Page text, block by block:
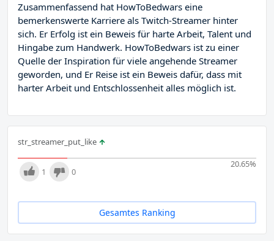
Zusammenfassend hat HowToBedwars eine
bemerkenswerte Karriere als Twitch-Streamer hinter
sich. Er Erfolg ist ein Beweis für harte Arbeit, Talent und
Hingabe zum Handwerk. HowToBedwars ist zu einer
Quelle der Inspiration für viele angehende Streamer
geworden, und Er Reise ist ein Beweis dafür, dass mit
harter Arbeit und Entschlossenheit alles möglich ist.
str_streamer_put_like
20.65%
1 0
Gesamtes Ranking